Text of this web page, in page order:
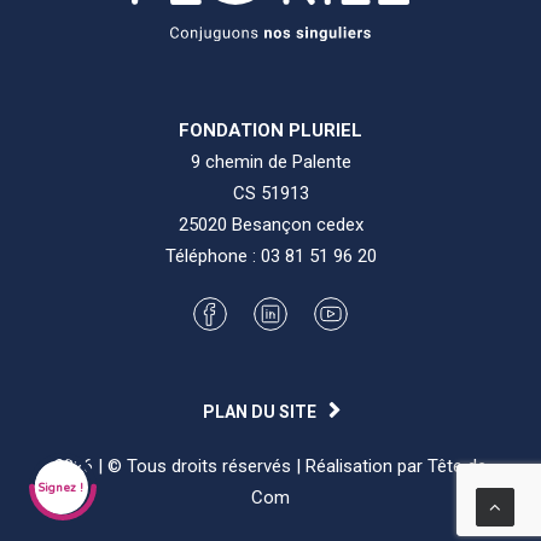
FONDATION PLURIEL
9 chemin de Palente
CS 51913
25020 Besançon cedex
Téléphone : 03 81 51 96 20
2026 | © Tous droits réservés | Réalisation par Tête de
Com
Signez !